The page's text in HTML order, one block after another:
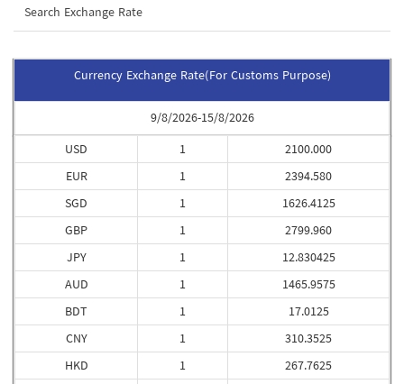
Search Exchange Rate
Currency Exchange Rate(For Customs Purpose)
9/8/2026-15/8/2026
USD
EUR
SGD
GBP
JPY
AUD
BDT
CNY
HKD
1
1
1
1
1
1
1
1
1
2100.000
2394.580
1626.4125
2799.960
12.830425
1465.9575
17.0125
310.3525
267.7625